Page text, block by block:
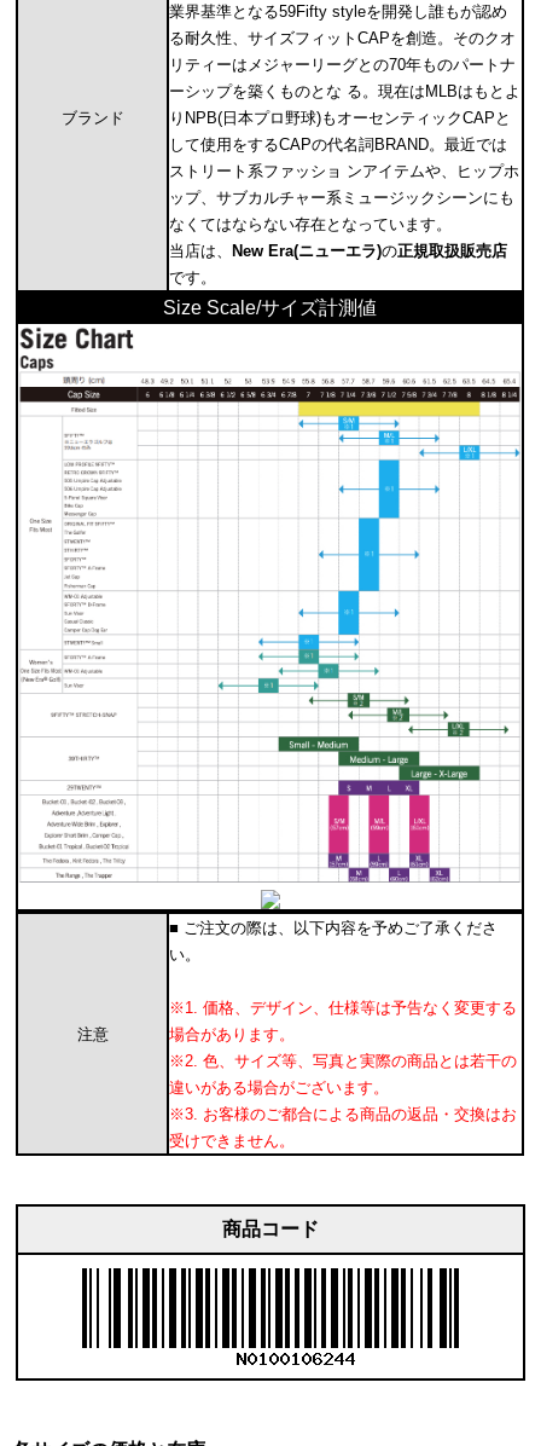
ブランド
業界基準となる59Fifty styleを開発し誰もが認め
る耐久性、サイズフィットCAPを創造。そのクオ
リティーはメジャーリーグとの70年ものパートナ
ーシップを築くものとな る。現在はMLBはもとよ
りNPB(日本プロ野球)もオーセンティックCAPと
して使用をするCAPの代名詞BRAND。最近では
ストリート系ファッショ ンアイテムや、ヒップホ
ップ、サブカルチャー系ミュージックシーンにも
なくてはならない存在となっています。
当店は、
New Era(ニューエラ)の正規取扱販売店
です。
Size Scale/サイズ計測値
注意
■ ご注文の際は、以下内容を予めご了承くださ
い。
※1. 価格、デザイン、仕様等は予告なく変更する
場合があります。
※2. 色、サイズ等、写真と実際の商品とは若干の
違いがある場合がございます。
※3. お客様のご都合による商品の返品・交換はお
受けできません。
商品コード